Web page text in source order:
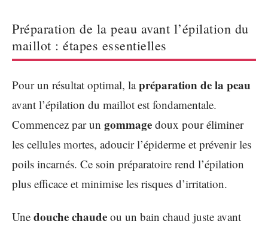
Préparation de la peau avant l’épilation du
maillot : étapes essentielles
Pour un résultat optimal, lapréparation de la peau
avant l’épilation du maillot est fondamentale.
Commencez par un gommage doux pour éliminer
les cellules mortes, adoucir l’épiderme et prévenir les
poils incarnés. Ce soin préparatoire rend l’épilation
plus efficace et minimise les risques d’irritation.
Une douche chaude ou un bain chaud juste avant